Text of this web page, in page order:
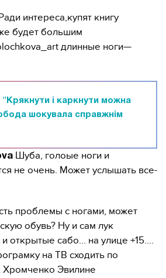
интереса,купят книгу
будет большим
длинные ноги—
"Крякнути і каркнути можна
шокувала справжнім
Шуба, голоые ноги и
не очень. Может услышать все-
проблемы с ногами, может
обувь? Ну и сам лук
открытые сабо... на улице +15....
на ТВ сходить по
Хромченко Эвилине